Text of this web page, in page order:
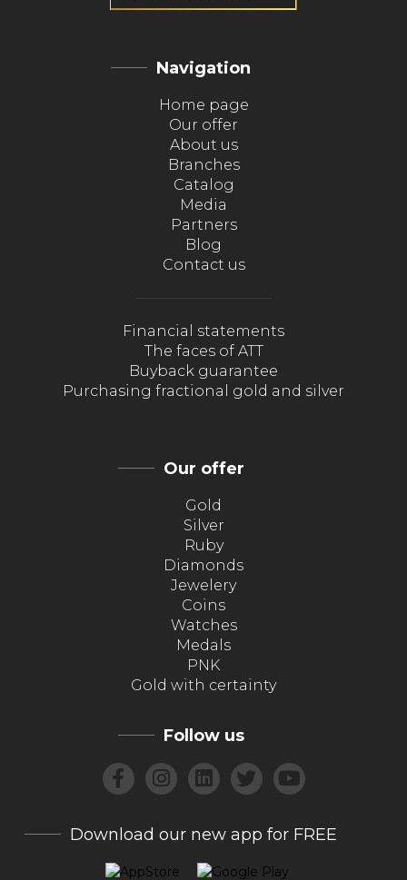
Navigation
Home page
Our offer
About us
Branches
Catalog
Media
Partners
Blog
Contact us
Financial statements
The faces of ATT
Buyback guarantee
Purchasing fractional gold and silver
Our offer
Gold
Silver
Ruby
Diamonds
Jewelery
Coins
Watches
Medals
PNK
Gold with certainty
Follow us
Download our new app for FREE